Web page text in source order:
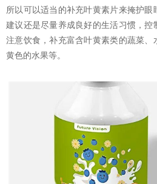
所以可以适当的补充叶黄素片来掩护眼
建议还是尽量养成良好的生活习惯，
注意饮食，补充富含叶黄素类的蔬菜
黄色的水果等。